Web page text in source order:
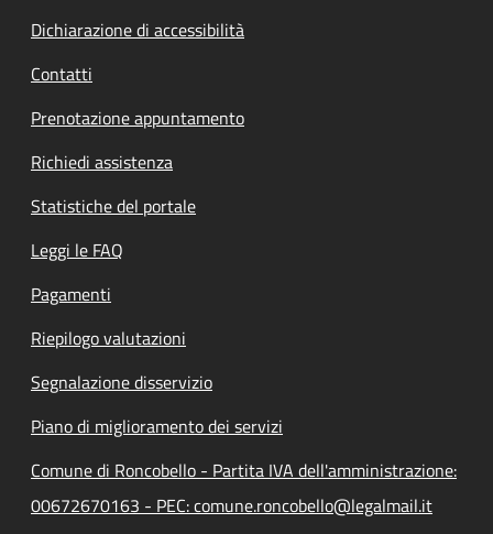
Dichiarazione di accessibilità
Contatti
Prenotazione appuntamento
Richiedi assistenza
Statistiche del portale
Leggi le FAQ
Pagamenti
Riepilogo valutazioni
Segnalazione disservizio
Piano di miglioramento dei servizi
Comune di Roncobello - Partita IVA dell'amministrazione:
00672670163 - PEC: comune.roncobello@legalmail.it